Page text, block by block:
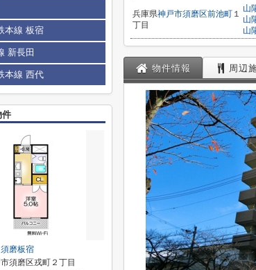
兵庫県神戸市須磨区前池町 １
丁目
山
山
山
物件情報 周辺
本線 板宿
新長田
本線 西代
件
磨板宿
須磨区戎町２丁目